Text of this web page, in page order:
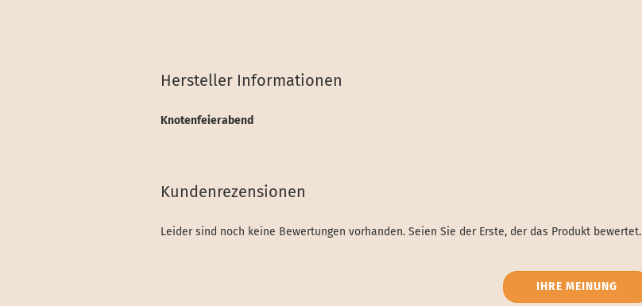
Hersteller Informationen
Knotenfeierabend
Kundenrezensionen
Leider sind noch keine Bewertungen vorhanden. Seien Sie der Erste, der das Produkt bewertet.
IHRE MEINUNG